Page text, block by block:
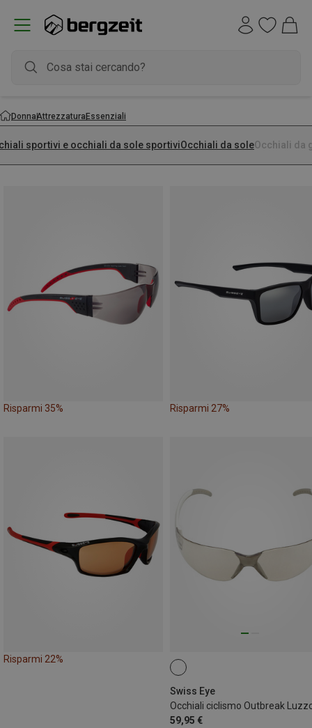
DonnaAttrezzaturaEssenziali
sportivi e occhiali da sole sportiviOcchiali da soleOcchiali da
Risparmi 35% Risparmi 27%
Risparmi 22%
Swiss Eye
Occhiali ciclismo Outbreak
59,95 €